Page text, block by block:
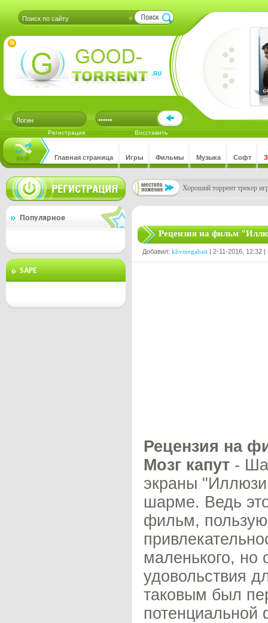
Регистрация Восставить
Главная страница Игры Фильмы Музыка Софт
Хороший торрент трекер
Популярное
SAPE
Рецензия на фильм
Добавил: khvmegabait | 2-11-2016, 12:32
Рецензия на
Мозг капут -
экраны
шарме. Ведь
фильм,
маленького, но
удовольствия
таковым был